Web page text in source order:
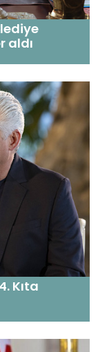
aldı
Kıta